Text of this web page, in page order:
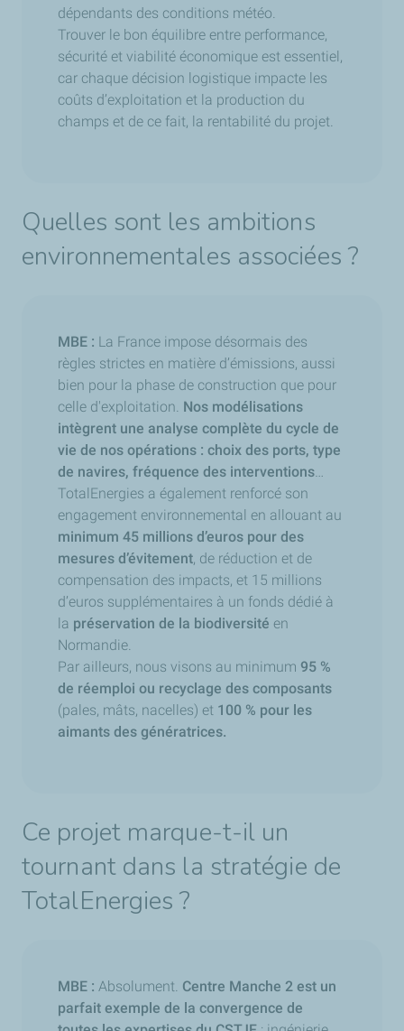
dépendants des conditions météo.
Trouver le bon équilibre entre performance,
sécurité et viabilité économique est essentiel,
car chaque décision logistique impacte les
coûts d’exploitation et la production du
champs et de ce fait, la rentabilité du projet.
Quelles sont les ambitions
environnementales associées ?
MBE : La France impose désormais des
règles strictes en matière d’émissions, aussi
bien pour la phase de construction que pour
celle d'exploitation. Nos modélisations
intègrent une analyse complète du cycle de
vie de nos opérations : choix des ports, type
de navires, fréquence des interventions…
TotalEnergies a également renforcé son
engagement environnemental en allouant au
minimum 45 millions d’euros pour des
mesures d’évitement, de réduction et de
compensation des impacts, et 15 millions
d’euros supplémentaires à un fonds dédié à
la préservation de la biodiversité en
Normandie.
Par ailleurs, nous visons au minimum 95 %
de réemploi ou recyclage des composants
(pales, mâts, nacelles) et 100 % pour les
aimants des génératrices.
Ce projet marque-t-il un
tournant dans la stratégie de
TotalEnergies ?
MBE : Absolument. Centre Manche 2 est un
parfait exemple de la convergence de